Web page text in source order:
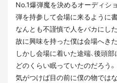
No.1爆弾魔を決めるオーディシ
弾を持参して会場に来るように書
なんとも不謹慎で人をバカにした
故に興味を持った僕は会場へき
しかし会場に着いた途端、後頭部
どのくらい眠っていたのだろう。
気がつけば目の前に僕の物ではな